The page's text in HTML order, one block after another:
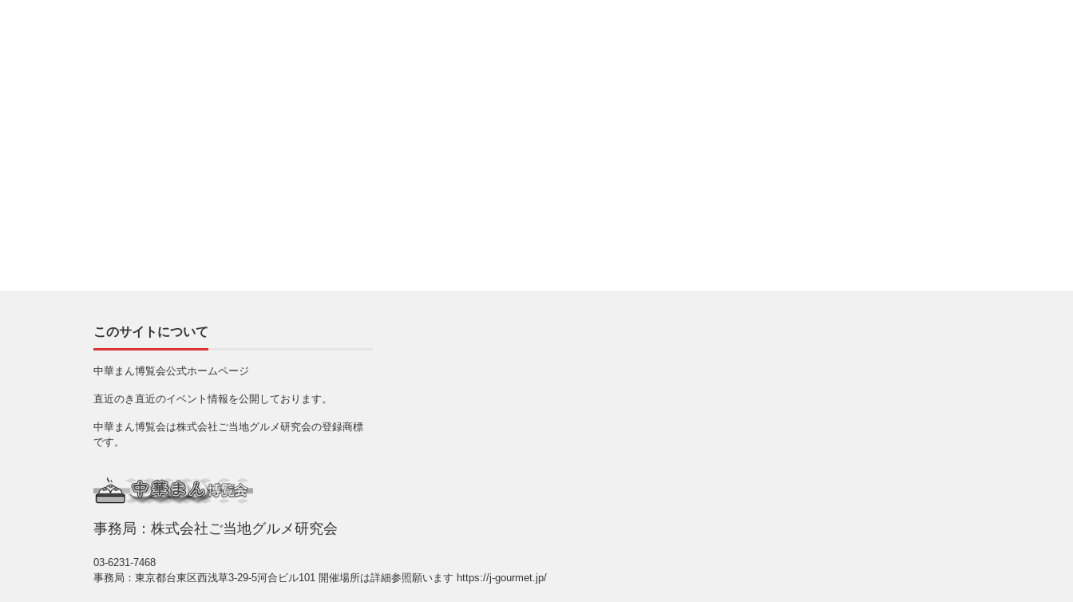
このサイトについて
中華まん博覧会公式ホームページ
直近のき直近のイベント情報を公開しております。
中華まん博覧会は株式会社ご当地グルメ研究会の登録商標
です。
事務局：株式会社ご当地グルメ研究会
03-6231-7468
事務局：東京都台東区西浅草3-29-5河合ビル101 開催場所は詳細参照願います https://j-gourmet.jp/